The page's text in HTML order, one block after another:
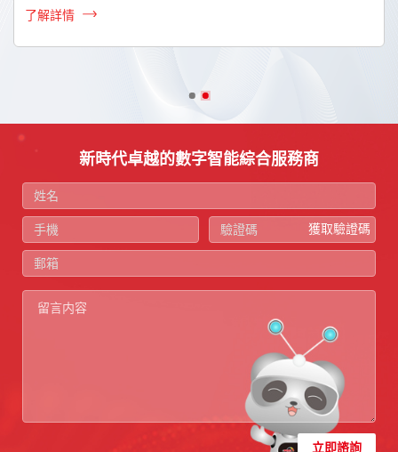
了解詳情
新時代卓越的數字智能綜合服務商
獲取驗證碼
立即諮詢